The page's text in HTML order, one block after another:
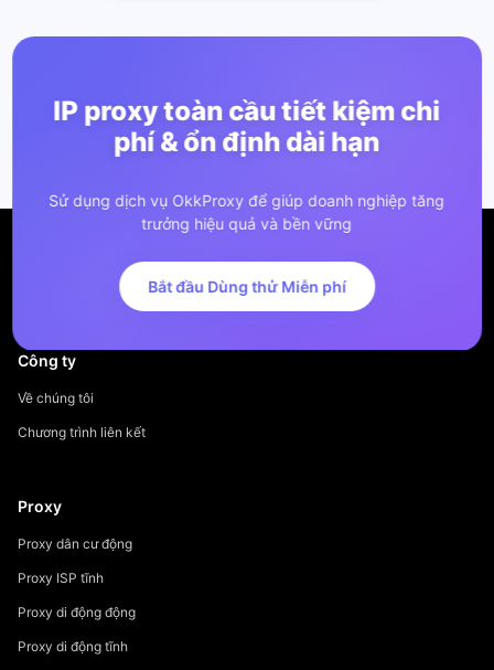
IP proxy toàn cầu tiết kiệm chi
phí & ổn định dài hạn
Sử dụng dịch vụ OkkProxy để giúp doanh nghiệp tăng
trưởng hiệu quả và bền vững
Bắt đầu Dùng thử Miễn phí
Công ty
Về chúng tôi
Chương trình liên kết
Proxy
Proxy dân cư động
Proxy ISP tĩnh
Proxy di động động
Proxy di động tĩnh